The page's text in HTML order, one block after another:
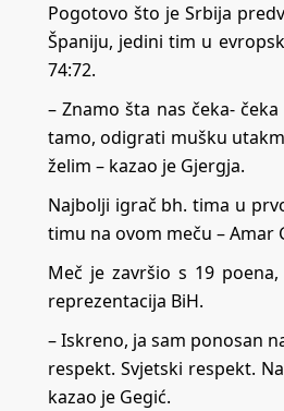
Pogotovo što je Srbija
Španiju, jedini tim u
74:72.
– Znamo šta nas čeka-
tamo, odigrati mušku
želim – kazao je Gjergja.
Najbolji igrač bh. tima u
timu na ovom meču – Amar
Meč je završio s 19
reprezentacija BiH.
– Iskreno, ja sam ponosan
respekt. Svjetski respekt.
kazao je Gegić.